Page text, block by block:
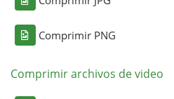
Comprimir PNG
Comprimir archivos de video